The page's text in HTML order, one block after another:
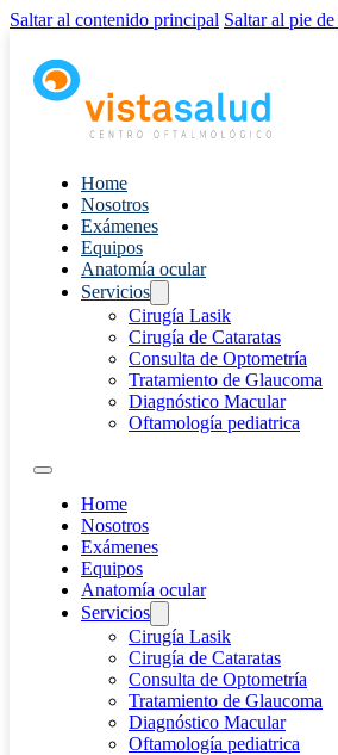
Saltar al contenido principal Saltar al pie
Home
Nosotros
Exámenes
Equipos
Anatomía ocular
Servicios
Cirugía Lasik
Cirugía de Cataratas
Consulta de Optometría
Tratamiento de Glaucoma
Diagnóstico Macular
Oftamología pediatrica
Home
Nosotros
Exámenes
Equipos
Anatomía ocular
Servicios
Cirugía Lasik
Cirugía de Cataratas
Consulta de Optometría
Tratamiento de Glaucoma
Diagnóstico Macular
Oftamología pediatrica